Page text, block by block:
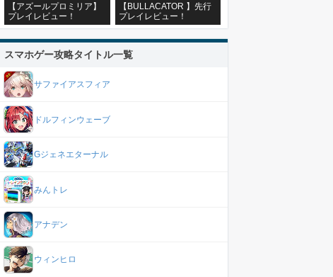
Lv4
4680%
【アズールプロミリア】
プレイレビュー！
【BULLACATOR 】先行
プレイレビュー！
スマホゲー攻略タイトル一覧
サファイアスフィア
ドルフィンウェーブ
Gジェネエターナル
みんトレ
アナデン
ウィンヒロ